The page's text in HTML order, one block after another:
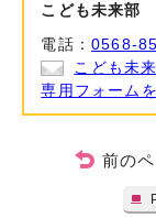
こども未来部
電話：0568-
こども未
専用フォーム
前の